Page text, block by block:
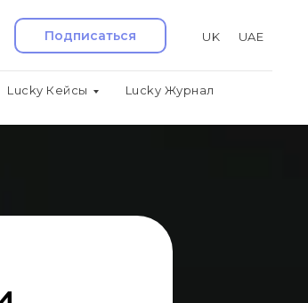
Подписаться UK UAE
Lucky Кейсы
Lucky Журнал